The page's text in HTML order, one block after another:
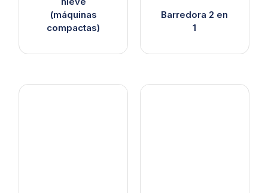
(máquinas
compactas)
Barredora 2 en
1